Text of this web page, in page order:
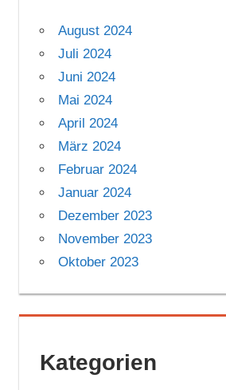
August 2024
Juli 2024
Juni 2024
Mai 2024
April 2024
März 2024
Februar 2024
Januar 2024
Dezember 2023
November 2023
Oktober 2023
Kategorien